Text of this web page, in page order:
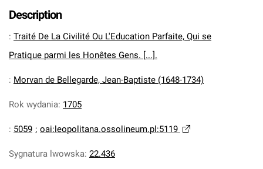
Description
: Traité De La Civilité Ou L'Education Parfaite, Qui se
Pratique parmi les Honêtes Gens. [...].
: Morvan de Bellegarde, Jean-Baptiste (1648-1734)
Rok wydania: 1705
: 5059 ; oai:leopolitana.ossolineum.pl:5119
Sygnatura lwowska: 22.436